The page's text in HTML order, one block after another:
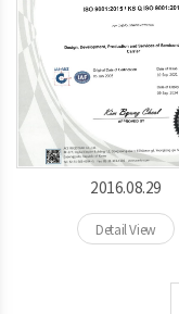
2016.08.29
Detail View